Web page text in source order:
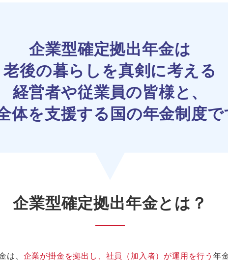
企業型確定拠出年金は
老後の暮らしを真剣に考える
経営者や従業員の皆様と、
体を支援する国の年金制度で
企業型確定拠出年金とは？
は、 企業が掛金を拠出し、社員（加入者）が運用を行う 年